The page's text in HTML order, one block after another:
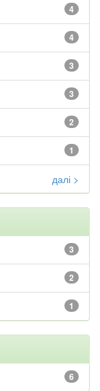
4
4
3
3
2
1
далі >
3
2
1
6